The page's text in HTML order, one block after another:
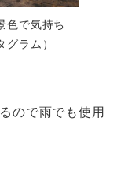
色で気持ち
ラム）
ので雨でも使用